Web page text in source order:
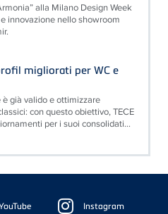
alla Milano Design Week
innovazione nello showroom
migliorati per WC e
già valido e ottimizzare
con questo obiettivo, TECE
per i suoi consolidati...
Instagram